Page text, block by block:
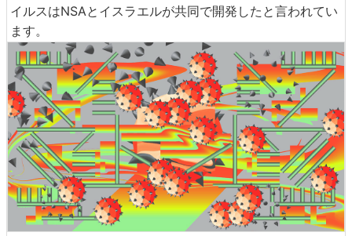
イルスはNSAとイスラエルが共同で開発したと言われてい
ます。